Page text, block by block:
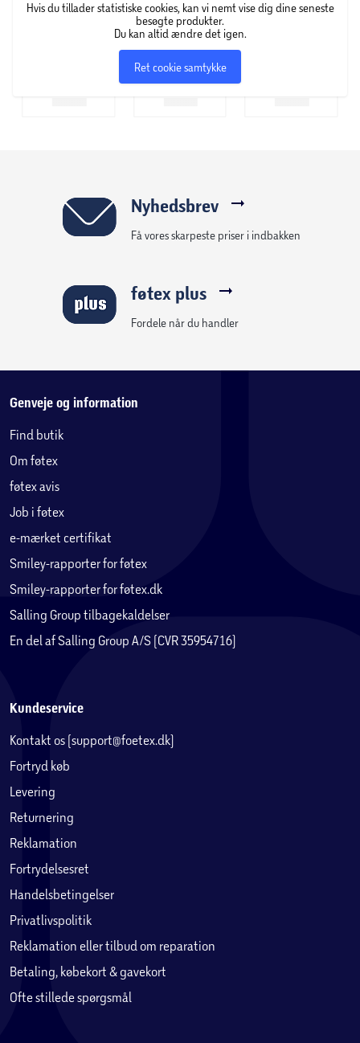
Hvis du tillader statistiske cookies, kan vi nemt vise dig dine seneste
besøgte produkter.
Du kan altid ændre det igen.
Ret cookie samtykke
Nyhedsbrev
Få vores skarpeste priser i indbakken
føtex plus
Fordele når du handler
Genveje og information
Find butik
Om føtex
føtex avis
Job i føtex
e-mærket certifikat
Smiley-rapporter for føtex
Smiley-rapporter for føtex.dk
Salling Group tilbagekaldelser
En del af Salling Group A/S (CVR 35954716)
Kundeservice
Kontakt os (support@foetex.dk)
Fortryd køb
Levering
Returnering
Reklamation
Fortrydelsesret
Handelsbetingelser
Privatlivspolitik
Reklamation eller tilbud om reparation
Betaling, købekort & gavekort
Ofte stillede spørgsmål